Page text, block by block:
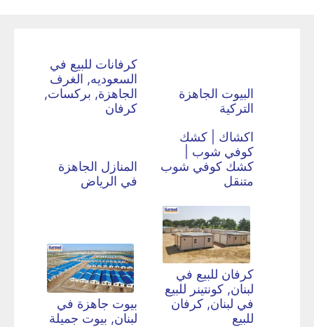
البيوت الجاهزة
التركية
كرفانات للبيع في
السعوديه, الغرف
الجاهزة, بركسات,
كرفان
اكشاك | كشك
كوفي شوب |
كشك كوفي شوب
متنقل
المنازل الجاهزة
في الرياض
كرفان للبيع في
لبنان, كونتينر للبيع
في لبنان, كرفان
للبيع
بيوت جاهزة في
لبنان, بيوت جميلة